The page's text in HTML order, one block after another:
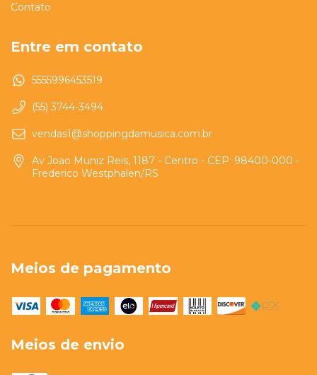
Contato
Entre em contato
5555996453519
(55) 3744-3494
vendas1@shoppingdamusica.com.br
Av Joao Muniz Reis, 1187 - Centro - CEP: 98400-000 -
Frederico Westphalen/RS
Meios de pagamento
Meios de envio